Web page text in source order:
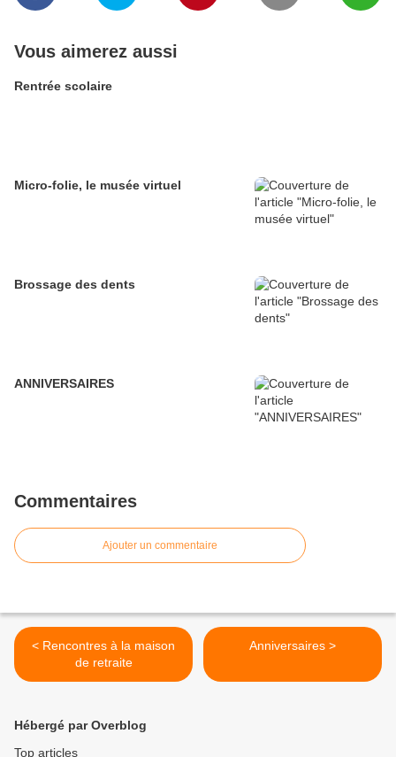
Vous aimerez aussi
Rentrée scolaire
Micro-folie, le musée virtuel
Brossage des dents
ANNIVERSAIRES
Commentaires
Ajouter un commentaire
< Rencontres à la maison
de retraite
Anniversaires >
Hébergé par Overblog
Top articles